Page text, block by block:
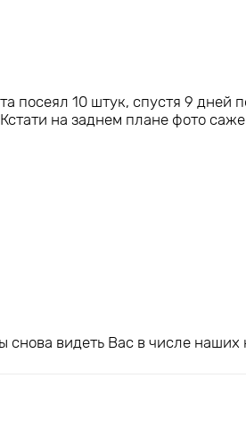
посеял 10 штук, спустя 9 дней
на заднем плане фото
видеть Вас в числе наших